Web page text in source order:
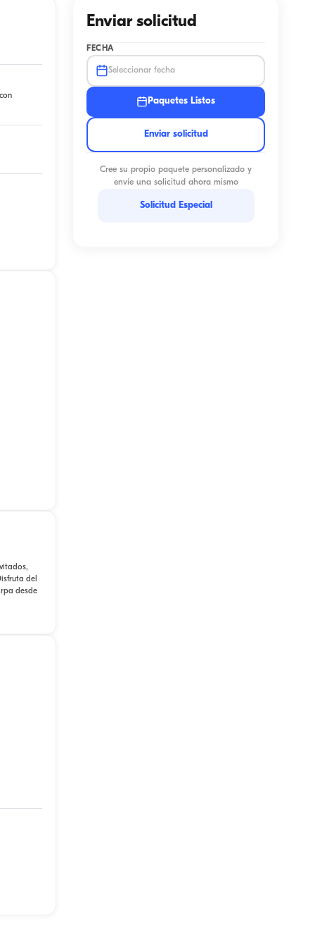
del
desde
Enviar solicitud
FECHA
Seleccionar fecha
Paquetes Listos
Enviar solicitud
Cree su propio paquete personalizado y
envíe una solicitud ahora mismo
Solicitud Especial